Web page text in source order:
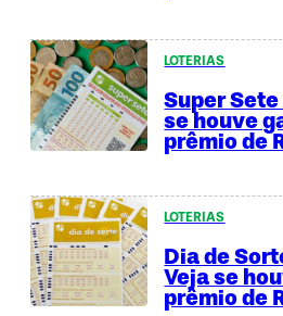
LOTERIAS
Super
se houve
prêmio de
LOTERIAS
Dia de
Veja se
prêmio de